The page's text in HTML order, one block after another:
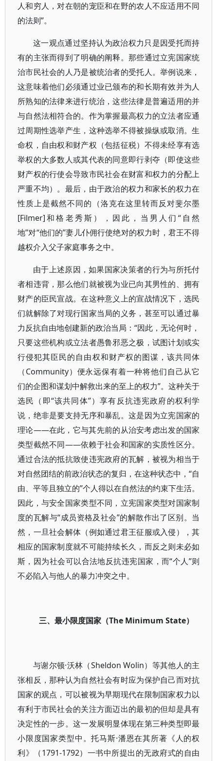
人和穷人，对在朝的宠臣和在野的农人不应适用不同
的法则”。
这一观点通过坚持认为政治权力只是因受托而持
有的主张而得到了明确的阐释。那些通过立宪国家统
治市民社会的人乃是被统治者的受托人。举例说来，
这意味着他们必须通过业已颁布的和长期有效并为人
所熟知的法律来进行统治，这些法律是普遍适用的并
与自然法相符合的。作为掌握最高权力的立法者应通
过周期性选举产生，这种选举不得被操纵或取消。生
命权，自由权和财产权（包括征税）不得未经享有选
举权的大多数人或其代表的同意即行剥夺（即使这些
财产权的行使会导致市民社会在财富和权力的分配上
严重不均）。最后，由于政治的权力和家长的权力在
性质上是截然不同的（洛克在这里转而反对斐尔墨
[Filmer]和格老秀斯），因此，当男人们“自然
地”对“他们的”妻儿仆佣行使绝对的权力时，君王不得
越权介入父子家庭事务之中。
由于上述原因，如果国家决策者的行为与所托付
者相违背，那么他们就被视为业已向其男性的、拥有
财产的臣民宣战。在这种意义上的宣战情况下，选民
们就解除了对现行国家当局的义务，甚至可以通过暴
力反抗自由地创建新的政治当局：“因此，无论何时，
只要这些机构或立法者愚鲁邪恶之极，试图计划或实
行侵犯其臣民的自由权和财产权的图谋，该共同体
（Community）便永远保有着一种将他们自己从它
们的企图和谋划中解救出来的至上的权力”。这种关于
选民（即“该共同体”）享有反抗违宪政府的权利学
说，绝非是要支持无序和暴乱。这是因为立宪国家的
理论——在此，它与其先前的从治安考虑出发的国家
类型截然不同——依赖于社会和国家的实质性区分。
通过合法的抵抗致使违宪政府的瓦解，被视为相当于
对自然团结的前政治状态的复归，在这种状态中，“自
由、平等且独立的”个人得以在自然法的约束下生活。
因此，与安全国家类型不同，立宪国家类型对国家制
度的瓦解与“成员资格及社会”的解散作出了区别。当
然，一旦社会解体（例如通过君王征服或入侵），其
相应的国家制度就不可能持续长久，而反之则未必如
斯，因为社会可以合法地反抗违宪国家，而“个人”则
不必陷入与他人的暴力冲突之中。
三、最小限度国家（The Minimum State）
与谢尔顿·沃林（Sheldon Wolin）等其他人的主
张相反，那种认为自然社会有时应为保护自己而对抗
国家的观点，可以被视为早期现代在限制国家权力以
有利于市民社会的关注方面迈出的最初的但却是具有
决定性的一步。这一发展明显体现在第三种类型即最
小限度国家类型中。托马斯·潘恩在其所著《人的权
利》（1791-1792）一书中所提出的无政府式的自由